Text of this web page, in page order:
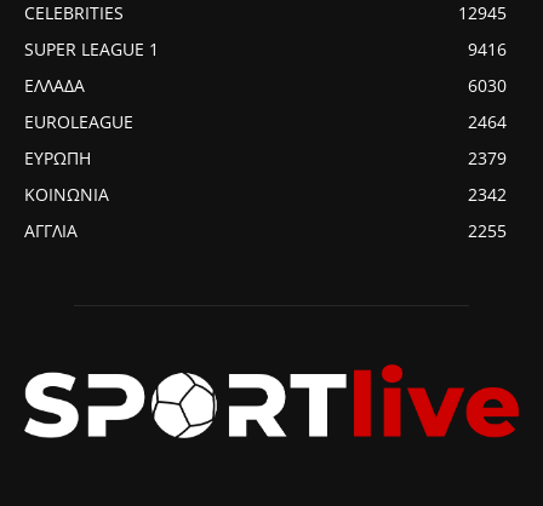
CELEBRITIES
12945
SUPER LEAGUE 1
9416
ΕΛΛΑΔΑ
6030
EUROLEAGUE
2464
ΕΥΡΩΠΗ
2379
ΚΟΙΝΩΝΙΑ
2342
ΑΓΓΛΙΑ
2255